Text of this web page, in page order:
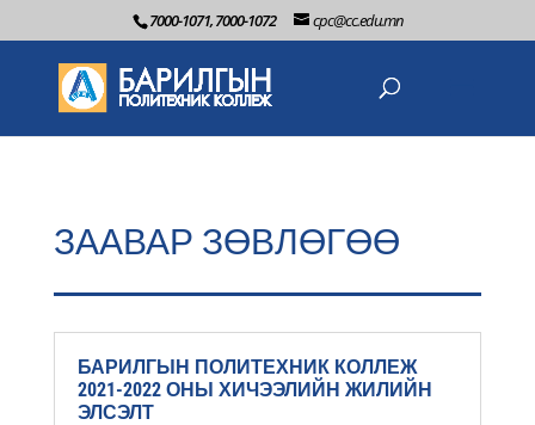
7000-1071, 7000-1072 cpc@cc.edu.mn
ЗААВАР ЗӨВЛӨГӨӨ
БАРИЛГЫН ПОЛИТЕХНИК КОЛЛЕЖ
2021-2022 ОНЫ ХИЧЭЭЛИЙН ЖИЛИЙН
ЭЛСЭЛТ